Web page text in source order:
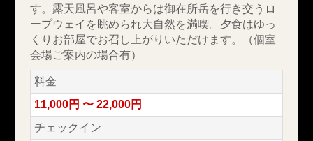
す。露天風呂や客室からは御在所岳を行き交うロ
ープウェイを眺められ大自然を満喫。夕食はゆっ
くりお部屋でお召し上がりいただけます。（個室
会場ご案内の場合有）
料金
11,000円 〜 22,000円
チェックイン